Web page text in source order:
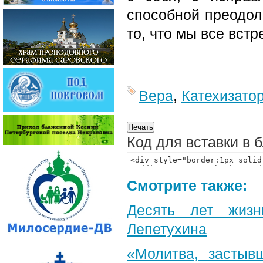
способной
то, что мы все
Вера,
Код для вставки в
Смотрите также:
Десять лет
Лепетухина
«Молитва,